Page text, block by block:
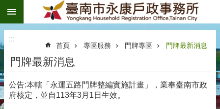
跳到主要內容區塊
:::
首頁 專區服務 門牌專區 門牌最新消息
門牌最新消息
公告:本轄「永運五路門牌整編實施計畫」，業奉臺南市政
府核定，並自113年3月1日生效。